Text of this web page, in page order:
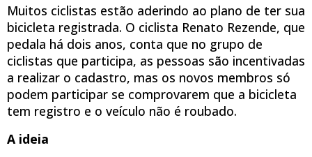
Muitos ciclistas estão aderindo ao plano de ter sua
bicicleta registrada. O ciclista Renato Rezende, que
pedala há dois anos, conta que no grupo de
ciclistas que participa, as pessoas são incentivadas
a realizar o cadastro, mas os novos membros só
podem participar se comprovarem que a bicicleta
tem registro e o veículo não é roubado.
A ideia